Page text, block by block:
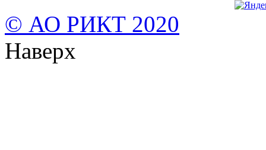
© АО РИКТ 2020
Наверх